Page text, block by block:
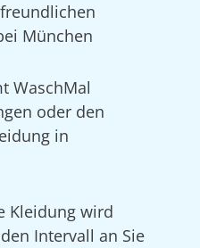
München
WaschMal
oder den
in
Kleidung wird
Intervall an Sie